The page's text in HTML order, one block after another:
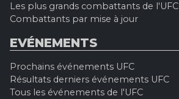
Les plus grands combattants de l'UFC
Combattants par mise à jour
EVÉNEMENTS
Prochains événements UFC
Résultats derniers événements UFC
Tous les événements de l'UFC